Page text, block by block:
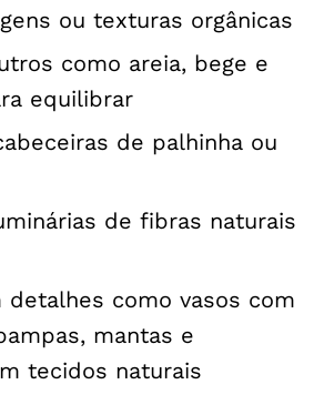
ou texturas orgânicas
como areia, bege e
equilibrar
de palhinha ou
de fibras naturais
detalhes como vasos com
mantas e
tecidos naturais